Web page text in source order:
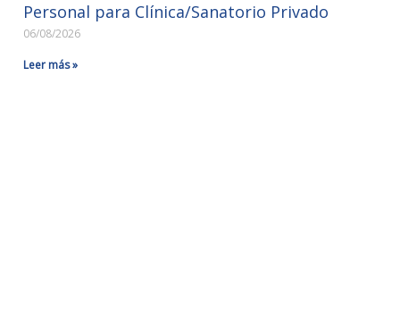
Personal para Clínica/Sanatorio Privado
06/08/2026
Leer más »